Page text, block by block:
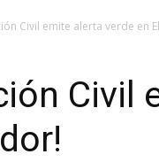
Civil emite alerta verde en
Civil